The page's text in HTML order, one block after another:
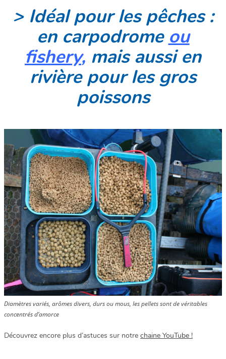
> Idéal pour les pêches :
en carpodrome ou
fishery, mais aussi en
rivière pour les gros
poissons
Diamètres variés, arômes divers, durs ou mous, les pellets sont de véritables
concentrés d’amorce
Découvrez encore plus d’astuces sur notre chaine YouTube !